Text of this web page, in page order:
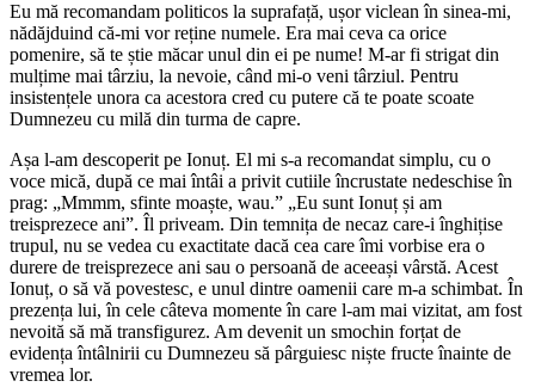
Eu mă recomandam politicos la suprafață, ușor viclean în sinea-mi,
nădăjduind că-mi vor reține numele. Era mai ceva ca orice
pomenire, să te știe măcar unul din ei pe nume! M-ar fi strigat din
mulțime mai târziu, la nevoie, când mi-o veni târziul. Pentru
insistențele unora ca acestora cred cu putere că te poate scoate
Dumnezeu cu milă din turma de capre.
Așa l-am descoperit pe Ionuț. El mi s-a recomandat simplu, cu o
voce mică, după ce mai întâi a privit cutiile încrustate nedeschise în
prag: „Mmmm, sfinte moaște, wau.” „Eu sunt Ionuț și am
treisprezece ani”. Îl priveam. Din temnița de necaz care-i înghițise
trupul, nu se vedea cu exactitate dacă cea care îmi vorbise era o
durere de treisprezece ani sau o persoană de aceeași vârstă. Acest
Ionuț, o să vă povestesc, e unul dintre oamenii care m-a schimbat. În
prezența lui, în cele câteva momente în care l-am mai vizitat, am fost
nevoită să mă transfigurez. Am devenit un smochin forțat de
evidența întâlnirii cu Dumnezeu să pârguiesc niște fructe înainte de
vremea lor.